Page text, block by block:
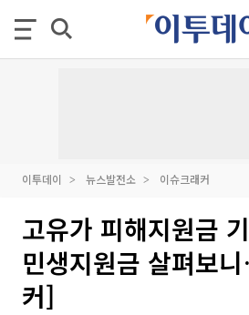
이투데이 뉴스발전소 이슈크래커
고유가 피해지원금
민생지원금 살펴보
커]